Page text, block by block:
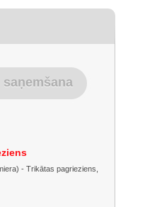
- Trikātas pagrieziens,